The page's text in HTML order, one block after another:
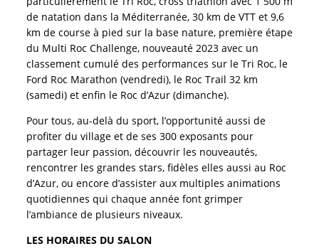
de natation dans la Méditerranée, 30 km de VTT et 9,6
km de course à pied sur la base nature, première étape
du Multi Roc Challenge, nouveauté 2023 avec un
classement cumulé des performances sur le Tri Roc, le
Ford Roc Marathon (vendredi), le Roc Trail 32 km
(samedi) et enfin le Roc d’Azur (dimanche).
Pour tous, au-delà du sport, l’opportunité aussi de
profiter du village et de ses 300 exposants pour
partager leur passion, découvrir les nouveautés,
rencontrer les grandes stars, fidèles elles aussi au Roc
d’Azur, ou encore d’assister aux multiples animations
quotidiennes qui chaque année font grimper
l’ambiance de plusieurs niveaux.
LES HORAIRES DU SALON